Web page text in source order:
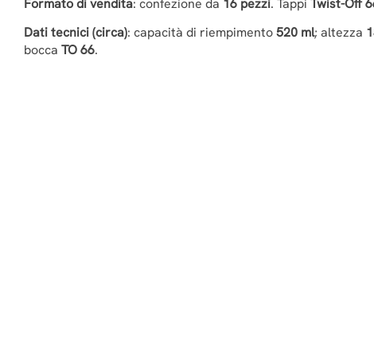
Formato di vendita: confezione da 16 pezzi. Tappi Twist-Off
Dati tecnici (circa): capacità di riempimento520 ml; altezza
bocca TO 66.